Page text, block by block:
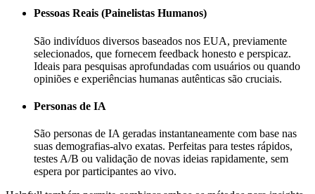
Pessoas Reais (Painelistas Humanos)
São indivíduos diversos baseados nos EUA, previamente
selecionados, que fornecem feedback honesto e perspicaz.
Ideais para pesquisas aprofundadas com usuários ou quando
opiniões e experiências humanas autênticas são cruciais.
Personas de IA
São personas de IA geradas instantaneamente com base nas
suas demografias-alvo exatas. Perfeitas para testes rápidos,
testes A/B ou validação de novas ideias rapidamente, sem
espera por participantes ao vivo.